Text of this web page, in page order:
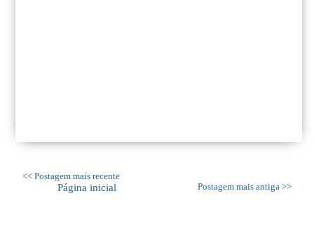
<< Postagem mais recente
Postagem mais antiga >>
Página inicial